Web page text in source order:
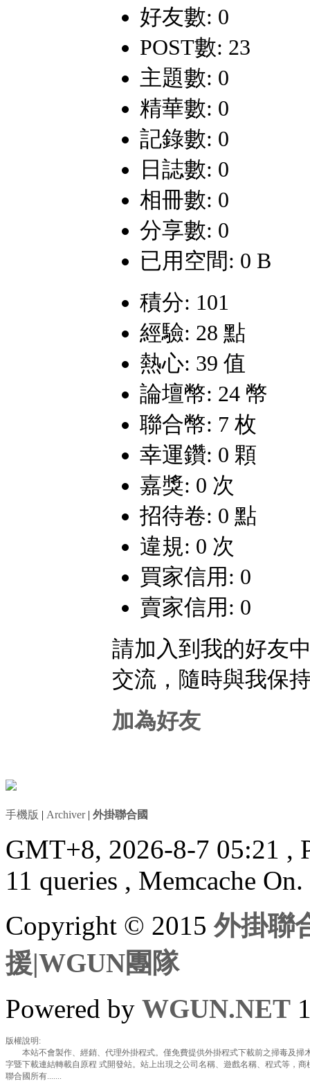
好友數: 0
POST數: 23
主題數: 0
精華數: 0
記錄數: 0
日誌數: 0
相冊數: 0
分享數: 0
已用空間: 0 B
積分: 101
經驗: 28 點
熱心: 39 值
論壇幣: 24 幣
聯合幣: 7 枚
幸運鑽: 0 顆
嘉獎: 0 次
招待卷: 0 點
違規: 0 次
買家信用: 0
賣家信用: 0
請加入到我的好友
交流，隨時與我保
加為好友
手機版 | Archiver| 外掛聯合國
GMT+8, 2026-8-7 05:21 ,
11 queries , Memcache On.
Copyright © 2015外掛聯
援|WGUN團隊
Powered by WGUN.NET
版權說明:
本站不會製作、經銷、代理外掛程式。僅免費提供外掛程式下載前之掃毒及掃
字暨下載連結轉載自原程 式開發站。站上出現之公司名稱、遊戲名稱、程式等，
聯合國所有.......